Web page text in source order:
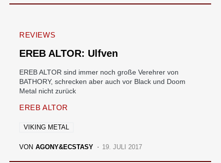
REVIEWS
EREB ALTOR: Ulfven
EREB ALTOR sind immer noch große Verehrer von
BATHORY, schrecken aber auch vor Black und Doom
Metal nicht zurück
EREB ALTOR
VIKING METAL
VON AGONY&ECSTASY 19. JULI 2017